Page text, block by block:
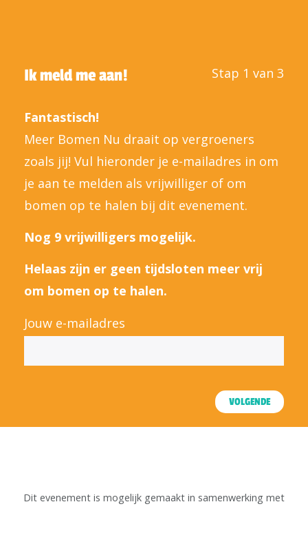
Ik meld me aan! Stap 1 van 3
Fantastisch!
Meer Bomen Nu draait op vergroeners
zoals jij! Vul hieronder je e-mailadres in om
je aan te melden als vrijwilliger of om
bomen op te halen bij dit evenement.
Nog 9 vrijwilligers mogelijk.
Helaas zijn er geen tijdsloten meer vrij
om bomen op te halen.
Jouw e-mailadres
VOLGENDE
Dit evenement is mogelijk gemaakt in samenwerking met